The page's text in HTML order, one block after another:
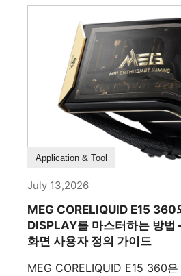
How To Guide
Application & Tool
July 13,2026
MEG CORELIQUID E15 360
DISPLAY를 마스터하는 방법
화면 사용자 정의 가이드
MEG CORELIQUID E15 360